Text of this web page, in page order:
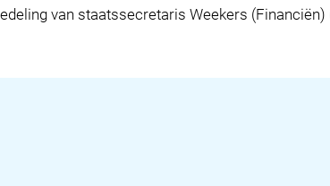
van staatssecretaris Weekers (Financiën)